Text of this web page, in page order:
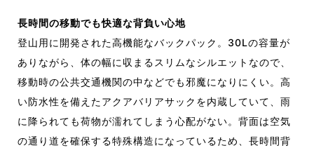
長時間の移動でも快適な背負い心地
登山用に開発された高機能なバックパック。30Lの容量が
ありながら、体の幅に収まるスリムなシルエットなので、
移動時の公共交通機関の中などでも邪魔になりにくい。高
い防水性を備えたアクアバリアサックを内蔵していて、雨
に降られても荷物が濡れてしまう心配がない。背面は空気
の通り道を確保する特殊構造になっているため、長時間背